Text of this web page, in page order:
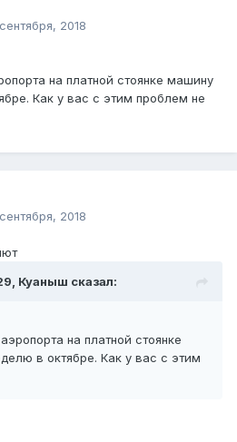
2018
на платной стоянке машину
Как у вас с этим проблем не
2018
Куаныш сказал:
на платной стоянке
в октябре. Как у вас с этим